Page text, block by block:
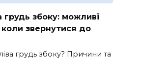
грудь збоку: можливі
звернутися до
грудь збоку? Причини та